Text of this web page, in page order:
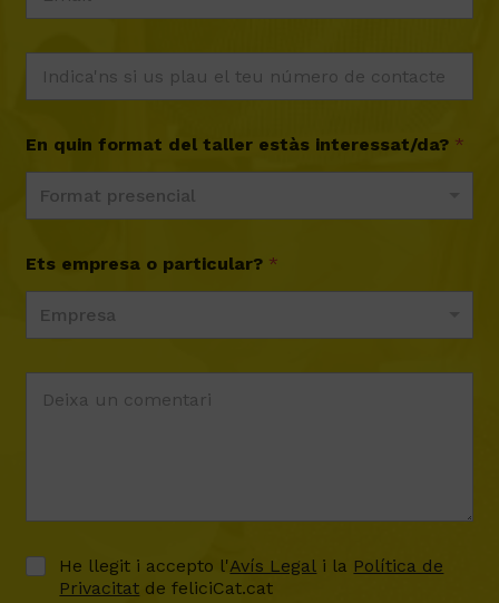
En quin format del taller estàs interessat/da? *
Format presencial
Ets empresa o particular? *
Empresa
He llegit i accepto l'Avís Legal i la Política de
Privacitat de feliciCat.cat